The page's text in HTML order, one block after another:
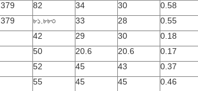
82 34 30 0.58
৮১.৮৮৩ 33 28 0.55
42 29 30 0.18
50 20.6 20.6 0.17
52 45 43 0.37
55 45 45 0.46